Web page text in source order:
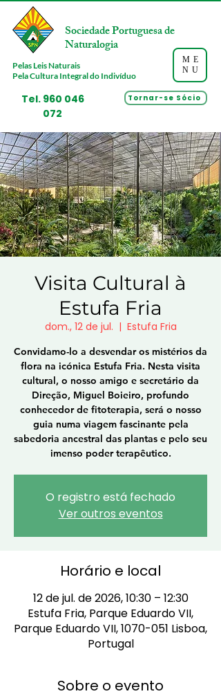
ME
NU
Tel. 960 046
072
Sociedade Portuguesa de
Naturalogia
Pelas Leis Naturais
Pela Cultura Integral do Indivíduo
Tornar-se Sócio
Visita Cultural à
Estufa Fria
dom., 12 de jul.
  |
Estufa Fria
Convidamo-lo a desvendar os mistérios da
flora na icónica Estufa Fria. Nesta visita
cultural, o nosso amigo e secretário da
Direção, Miguel Boieiro, profundo
conhecedor de fitoterapia, será o nosso
guia numa viagem fascinante pela
sabedoria ancestral das plantas e pelo seu
imenso poder terapêutico.
O registro está fechado
Ver outros eventos
Horário e local
12 de jul. de 2026, 10:30 – 12:30
Estufa Fria, Parque Eduardo VII,
Parque Eduardo VII, 1070-051 Lisboa,
Portugal
Sobre o evento